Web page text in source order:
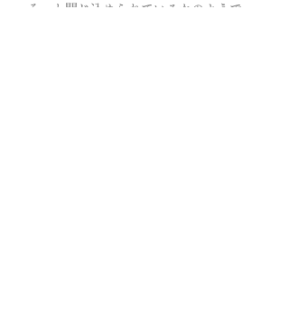
そっと閉じ込められているかのようで